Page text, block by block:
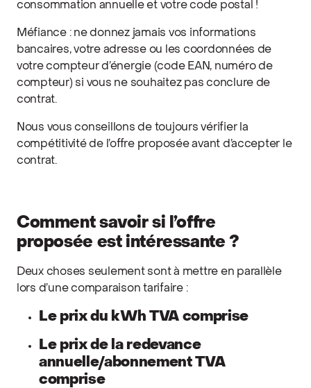
consommation annuelle et votre code postal !
Méfiance : ne donnez jamais vos informations
bancaires, votre adresse ou les coordonnées de
votre compteur d’énergie (code EAN, numéro de
compteur) si vous ne souhaitez pas conclure de
contrat.
Nous vous conseillons de toujours vérifier la
compétitivité de l’offre proposée avant d’accepter le
contrat.
Comment savoir si l’offre
proposée est intéressante ?
Deux choses seulement sont à mettre en parallèle
lors d’une comparaison tarifaire :
Le prix du kWh TVA comprise
Le prix de la redevance
annuelle/abonnement TVA
comprise